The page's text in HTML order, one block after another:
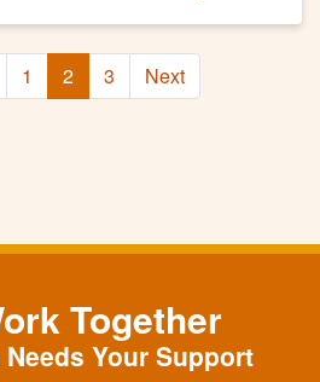
1 2 3 Next
Together
Your Support